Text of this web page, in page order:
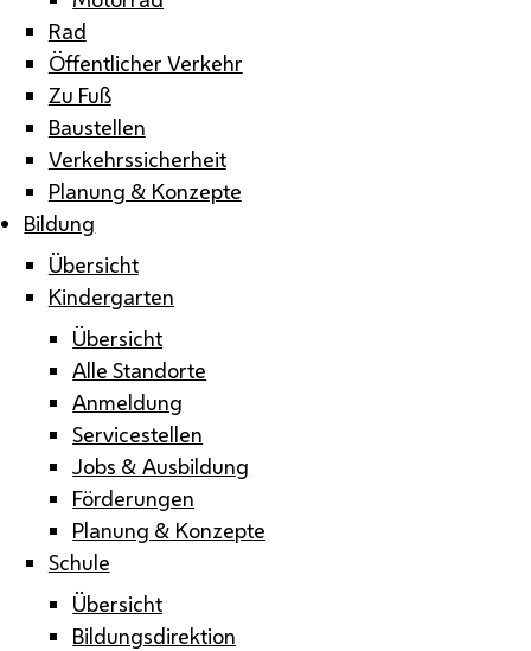
Rad
Öffentlicher Verkehr
Zu Fuß
Baustellen
Verkehrssicherheit
Planung & Konzepte
Bildung
Übersicht
Kindergarten
Übersicht
Alle Standorte
Anmeldung
Servicestellen
Jobs & Ausbildung
Förderungen
Planung & Konzepte
Schule
Übersicht
Bildungsdirektion